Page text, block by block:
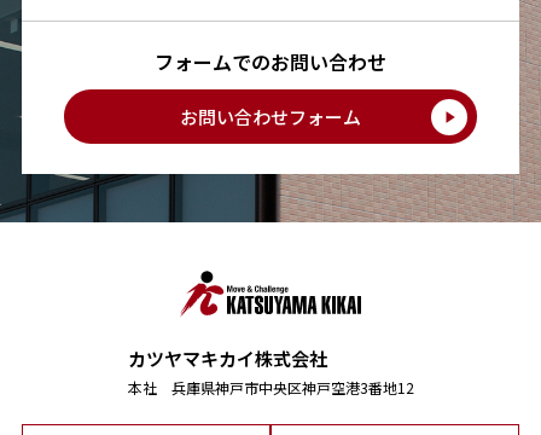
フォームでのお問い合わせ
お問い合わせフォーム
カツヤマキカイ株式会社
本社 兵庫県神戸市中央区神戸空港3番地12